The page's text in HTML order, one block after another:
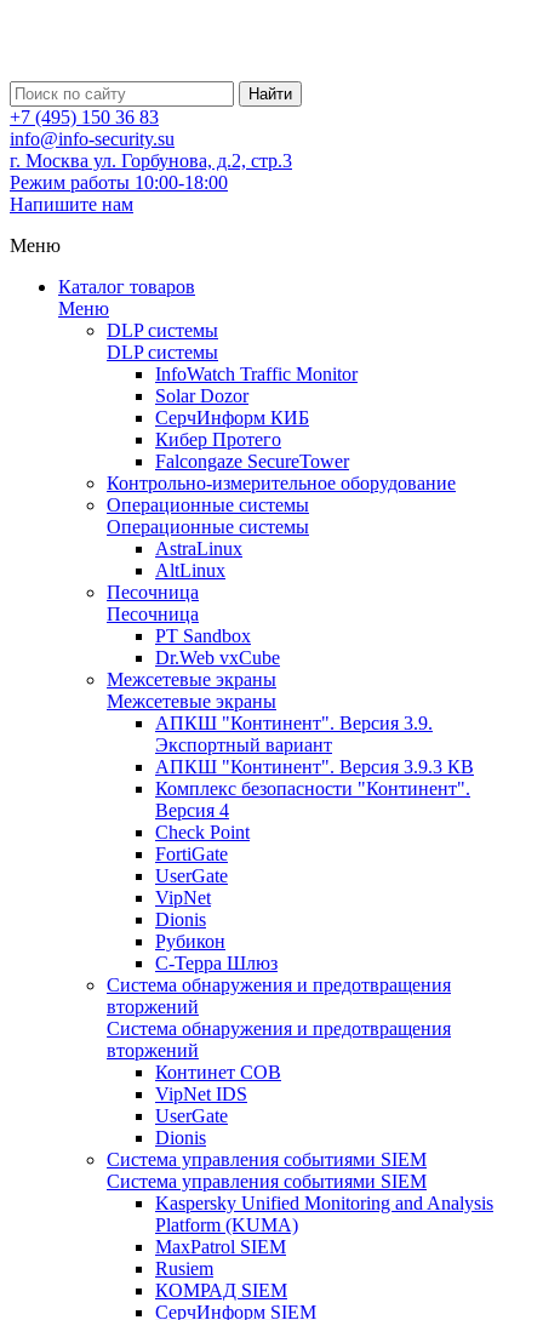
Найти
+7 (495) 150 36 83
info@info-security.su
г. Москва ул. Горбунова, д.2, стр.3
Режим работы 10:00-18:00
Напишите нам
Меню
Каталог товаров
Меню
DLP системы
DLP системы
InfoWatch Traffic Monitor
Solar Dozor
СерчИнформ КИБ
Кибер Протего
Falcongaze SecureTower
Контрольно-измерительное оборудование
Операционные системы
Операционные системы
AstraLinux
AltLinux
Песочница
Песочница
PT Sandbox
Dr.Web vxCube
Межсетевые экраны
Межсетевые экраны
АПКШ "Континент". Версия 3.9.
Экспортный вариант
АПКШ "Континент". Версия 3.9.3 КВ
Комплекс безопасности "Континент".
Версия 4
Check Point
FortiGate
UserGate
VipNet
Dionis
Рубикон
С-Терра Шлюз
Система обнаружения и предотвращения
вторжений
Система обнаружения и предотвращения
вторжений
Континет СОВ
VipNet IDS
UserGate
Dionis
Система управления событиями SIEM
Система управления событиями SIEM
Kaspersky Unified Monitoring and Analysis
Platform (KUMA)
MaxPatrol SIEM
Rusiem
КОМРАД SIEM
СерчИнформ SIEM